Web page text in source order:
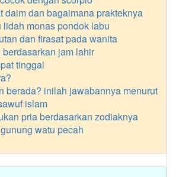
daim dan bagaimana prakteknya
lidah monas pondok labu
dan firasat pada wanita
berdasarkan jam lahir
tinggal
berada? inilah jawabannya menurut
islam
pria berdasarkan zodiaknya
watu pecah